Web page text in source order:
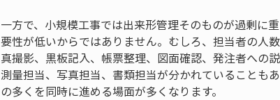
一方で、小規模工事では出来形管理そのものが過剰に
要性が低いからではありません。むしろ、担当者の人
真撮影、黒板記入、帳票整理、図面確認、発注者への
測量担当、写真担当、書類担当が分かれていることも
の多くを同時に進める場面が多くなります。